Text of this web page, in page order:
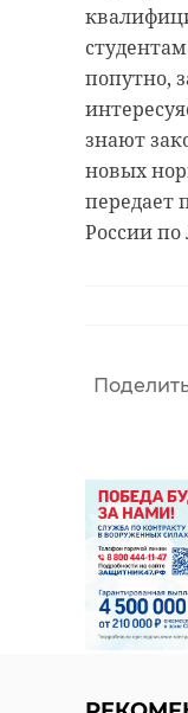
попутно,
знают
новых
передает
России по
28 ноября 2019, 13:49